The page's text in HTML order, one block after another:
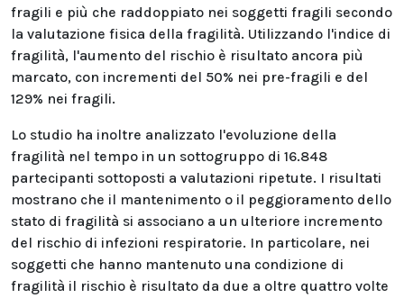
fragili e più che raddoppiato nei soggetti fragili secondo
la valutazione fisica della fragilità. Utilizzando l'indice di
fragilità, l'aumento del rischio è risultato ancora più
marcato, con incrementi del 50% nei pre-fragili e del
129% nei fragili.
Lo studio ha inoltre analizzato l'evoluzione della
fragilità nel tempo in un sottogruppo di 16.848
partecipanti sottoposti a valutazioni ripetute. I risultati
mostrano che il mantenimento o il peggioramento dello
stato di fragilità si associano a un ulteriore incremento
del rischio di infezioni respiratorie. In particolare, nei
soggetti che hanno mantenuto una condizione di
fragilità il rischio è risultato da due a oltre quattro volte